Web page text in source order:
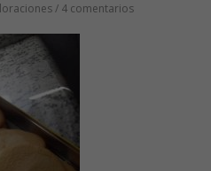
/ 4 comentarios